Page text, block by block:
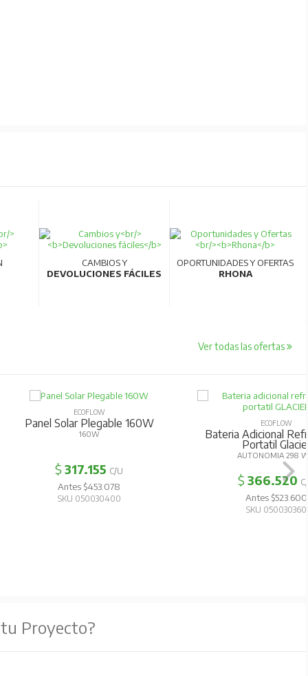
CAMBIOS Y
DEVOLUCIONES FÁCILES
OPORTUNIDADES Y OFERTAS
RHONA
Ver todas las ofertas
Solar Plegable 160W
317.155 C/U
Antes $453.078
SKU 050030400
Bateria Adicional
Portatil Glacier
AUTONOMIA 298 WH
366.520 C/U
Antes $523.600
SKU 050030360
Proyecto?